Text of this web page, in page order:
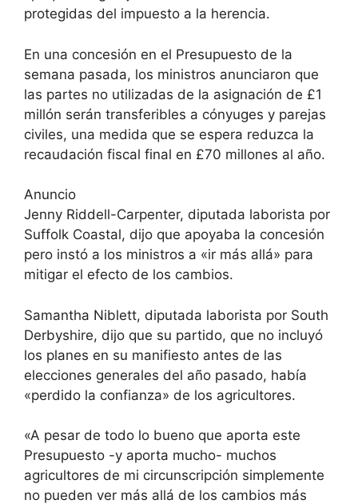
protegidas del impuesto a la herencia.
En una concesión en el Presupuesto de la
semana pasada, los ministros anunciaron que
las partes no utilizadas de la asignación de £1
millón serán transferibles a cónyuges y parejas
civiles, una medida que se espera reduzca la
recaudación fiscal final en £70 millones al año.
Anuncio
Jenny Riddell-Carpenter, diputada laborista por
Suffolk Coastal, dijo que apoyaba la concesión
pero instó a los ministros a «ir más allá» para
mitigar el efecto de los cambios.
Samantha Niblett, diputada laborista por South
Derbyshire, dijo que su partido, que no incluyó
los planes en su manifiesto antes de las
elecciones generales del año pasado, había
«perdido la confianza» de los agricultores.
«A pesar de todo lo bueno que aporta este
Presupuesto -y aporta mucho- muchos
agricultores de mi circunscripción simplemente
no pueden ver más allá de los cambios más